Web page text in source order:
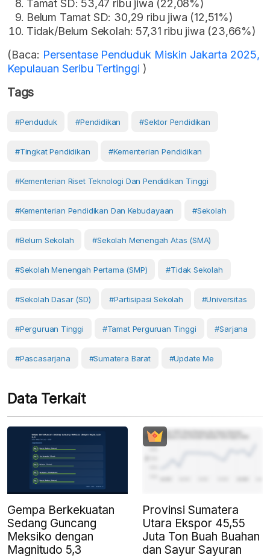
Tamat SD: 53,47 ribu jiwa (22,08%)
Belum Tamat SD: 30,29 ribu jiwa (12,51%)
Tidak/Belum Sekolah: 57,31 ribu jiwa (23,66%)
(Baca: Persentase Penduduk Miskin Jakarta 2025,
Kepulauan Seribu Tertinggi )
Tags
#Penduduk #Pendidikan #Sektor Pendidikan
#Tingkat Pendidikan #kementerian Pendidikan
#Kementerian Riset Teknologi Dan Pendidikan Tinggi
#Kementerian Pendidikan Dan Kebudayaan #Sekolah
#Belum Sekolah #Sekolah Menengah Atas (SMA)
#Sekolah Menengah Pertama (SMP) #Tidak Sekolah
#Sekolah Dasar (SD) #Partisipasi Sekolah #Universitas
#Perguruan Tinggi #Tamat Perguruan Tinggi #sarjana
#pascasarjana #Sumatera Barat #Update Me
Data Terkait
Gempa Berkekuatan
Sedang Guncang
Meksiko dengan
Magnitudo 5,3
Provinsi Sumatera
Utara Ekspor 45,55
Juta Ton Buah Buahan
dan Sayur Sayuran